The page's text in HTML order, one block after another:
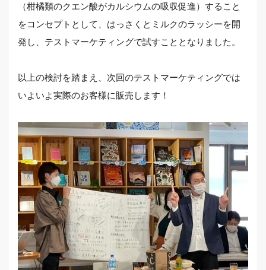
（柑橘類のクエン酸がカルシウムの吸収促進）すること
をコンセプトとして、はっさくとミルクのラッシーを開
発し、テストマーケティングで試すこととなりました。
以上の検討を踏まえ、次回のテストマーケティングでは
いよいよ実際のお客様に販売します！